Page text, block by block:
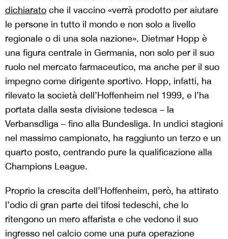
dichiarato che il vaccino «verrà prodotto per aiutare
le persone in tutto il mondo e non solo a livello
regionale o di una sola nazione». Dietmar Hopp è
una figura centrale in Germania, non solo per il suo
ruolo nel mercato farmaceutico, ma anche per il suo
impegno come dirigente sportivo. Hopp, infatti, ha
rilevato la società dell’Hoffenheim nel 1999, e l’ha
portata dalla sesta divisione tedesca – la
Verbansdliga – fino alla Bundesliga. In undici stagioni
nel massimo campionato, ha raggiunto un terzo e un
quarto posto, centrando pure la qualificazione alla
Champions League.
Proprio la crescita dell’Hoffenheim, però, ha attirato
l’odio di gran parte dei tifosi tedeschi, che lo
ritengono un mero affarista e che vedono il suo
ingresso nel calcio come una pura operazione